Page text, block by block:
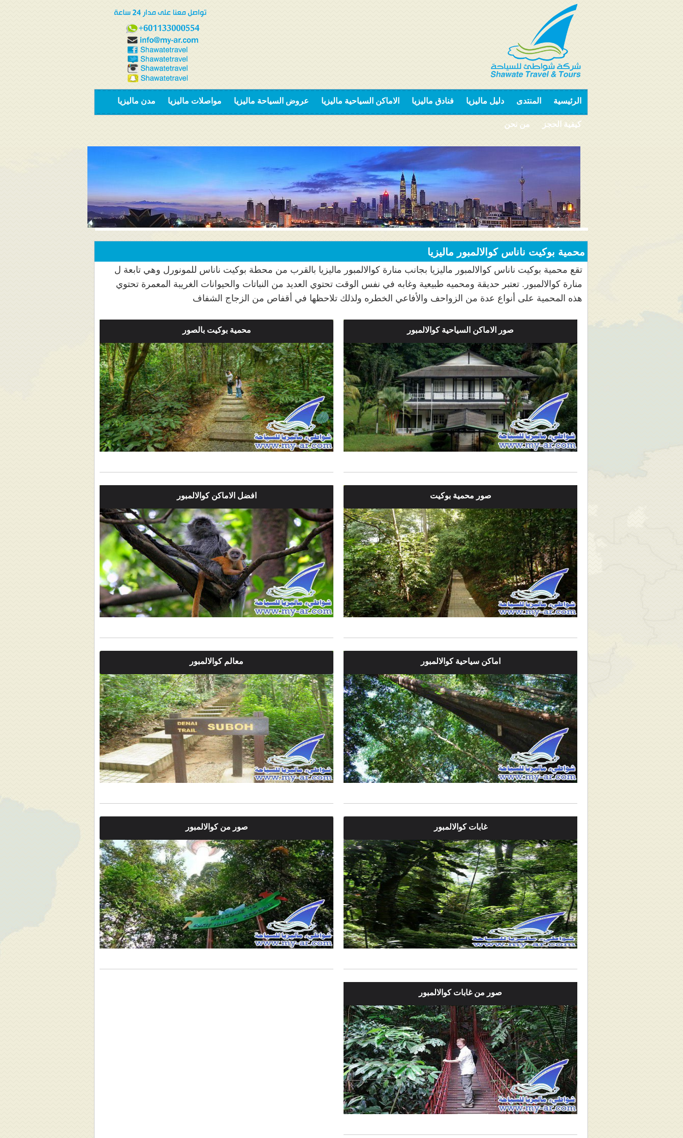
الرئيسية المنتدى دليل ماليزيا فنادق ماليزيا الاماكن السياحية ماليزيا عروض السياحة ماليزيا مواصلات ماليزيا مدن ماليزيا
كيفية الحجز من نحن
محمية بوكيت ناناس كوالالمبور ماليزيا
تقع محمية بوكيت ناناس كوالالمبور ماليزيا بجانب منارة كوالالمبور ماليزيا بالقرب من محطة بوكيت ناناس للمونورل وهي تابعة ل
منارة كوالالمبور. تعتبر حديقة ومحميه طبيعية وغابه في نفس الوقت تحتوي العديد من النباتات والحيوانات الغريبة المعمرة تحتوي
هذه المحمية على أنواع عدة من الزواحف والأفاعي الخطره ولذلك تلاحظها في أقفاص من الزجاج الشفاف
صور الاماكن السياحية كوالالمبور محمية بوكيت بالصور
صور محمية بوكيت افضل الاماكن كوالالمبور
اماكن سياحية كوالالمبور معالم كوالالمبور
غابات كوالالمبور صور من كوالالمبور
صور من غابات كوالالمبور